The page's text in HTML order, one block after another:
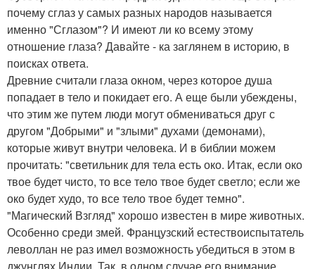
почему сглаз у самых разных народов называется
именно "Сглазом"? И имеют ли ко всему этому
отношение глаза? Давайте - ка заглянем в историю, в
поисках ответа.
Древние считали глаза окном, через которое душа
попадает в тело и покидает его. А еще были убеждены,
что этим же путем люди могут обмениваться друг с
другом "Добрыми" и "злыми" духами (демонами),
которые живут внутри человека. И в библии можем
прочитать: "светильник для тела есть око. Итак, если око
твое будет чисто, то все тело твое будет светло; если же
око будет худо, то все тело твое будет темно".
"Магический Взгляд" хорошо известен в мире животных.
Особенно среди змей. Французский естествоиспытатель
леволлан не раз имел возможность убедиться в этом в